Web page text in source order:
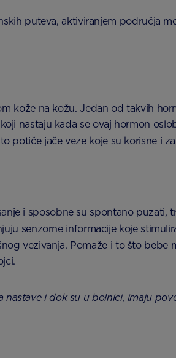
puteva, aktiviranjem područja
kože na kožu. Jedan od takvih
nastaju kada se ovaj hormon
potiče jače veze koje su korisne i
i sposobne su spontano puzati,
senzorne informacije koje
vezivanja. Pomaže i to što bebe
i dok su u bolnici, imaju